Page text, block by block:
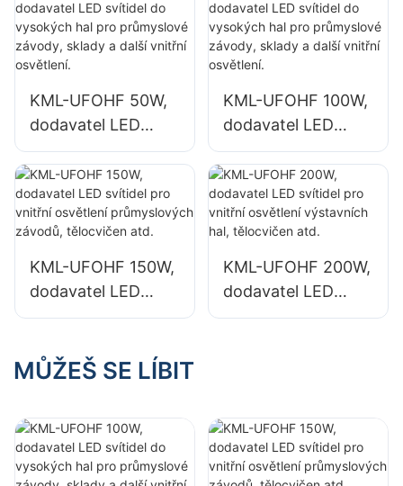
prostory, jako jsou
průmyslové tovární
budovy a sklady.
reklamních poutačů
KML-UFOHF 50W,
dodavatel LED
svítidel do
vysokých hal pro
průmyslové
závody, sklady a
osvětlení.
KML-UFOHF 100W,
dodavatel LED
svítidel do
vysokých hal pro
průmyslové
závody, sklady a
osvětlení.
KML-UFOHF 150W,
dodavatel LED
svítidel pro vnitřní
průmyslových
KML-UFOHF 200W,
dodavatel LED
svítidel pro vnitřní
MŮŽEŠ SE LÍBIT